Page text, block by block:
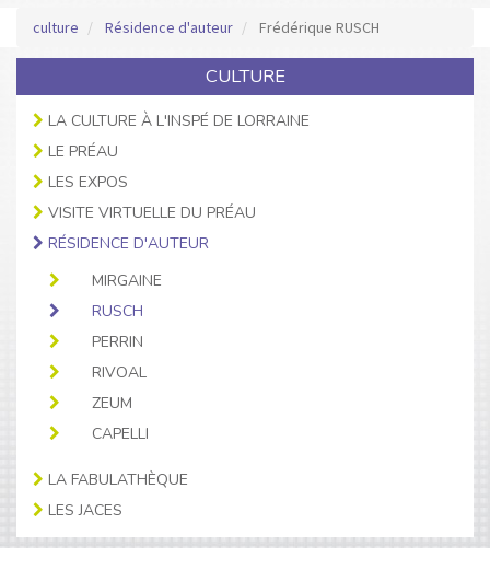
culture
Résidence d'auteur Frédérique RUSCH
CULTURE
LA CULTURE À L'INSPÉ DE LORRAINE
LE PRÉAU
LES EXPOS
VISITE VIRTUELLE DU PRÉAU
RÉSIDENCE D'AUTEUR
MIRGAINE
RUSCH
PERRIN
RIVOAL
ZEUM
CAPELLI
LA FABULATHÈQUE
LES JACES